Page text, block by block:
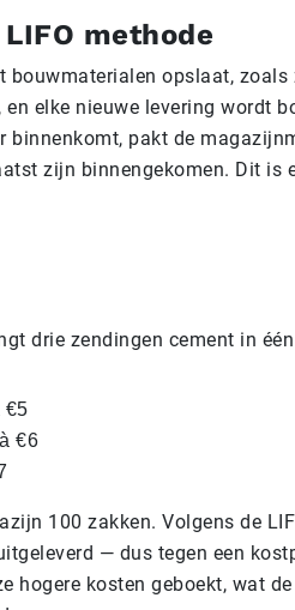
methode
bouwmaterialen opslaat, zoals
elke nieuwe levering wordt
binnenkomt, pakt de
zijn binnengekomen. Dit is
drie zendingen cement in
€5
€6
100 zakken. Volgens de
— dus tegen een
hogere kosten geboekt, wat